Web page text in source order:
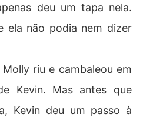
deu um tapa nela.
ela não podia nem dizer
riu e cambaleou em
Kevin. Mas antes que
Kevin deu um passo à